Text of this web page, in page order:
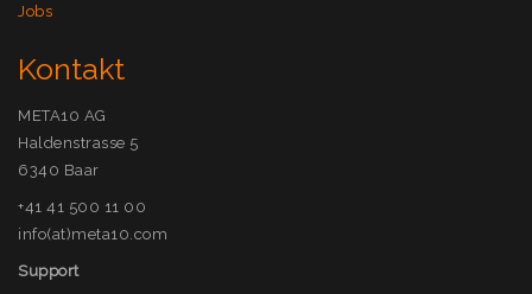
Jobs
Kontakt
META10 AG
Haldenstrasse 5
6340 Baar
+41 41 500 11 00
info(at)meta10.com
Support